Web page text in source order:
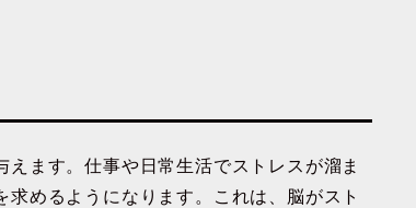
えます。仕事や日常生活でストレスが溜ま
めるようになります。これは、脳がスト